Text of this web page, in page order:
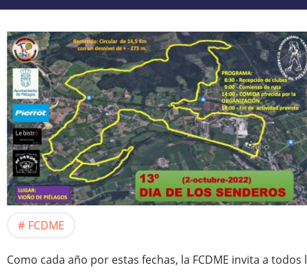
FCDME
Como cada año por estas fechas, la FCDME invita a todos